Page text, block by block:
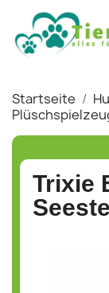
Startseite
Trixie